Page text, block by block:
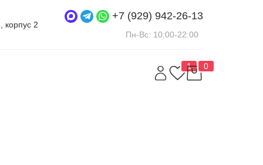
корпус 2
+7 (929) 942-26-13
Пн-Вс: 10:00-22:00
1 0